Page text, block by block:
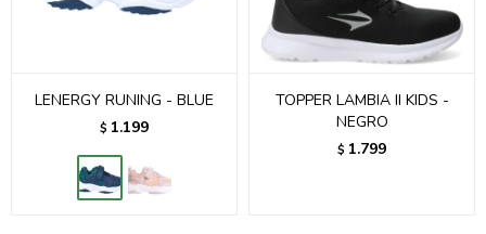
LENERGY RUNING - BLUE
$ 1.199
TOPPER LAMBIA II KIDS -
NEGRO
$ 1.799